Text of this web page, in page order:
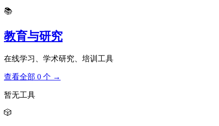
📚
教育与研究
在线学习、学术研究、培训工具
查看全部 0 个 →
暂无工具
🎲